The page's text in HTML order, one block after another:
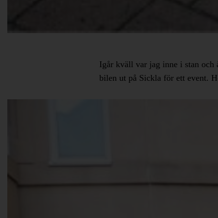
Igår kväll var jag inne i stan och
bilen ut på Sickla för ett event.